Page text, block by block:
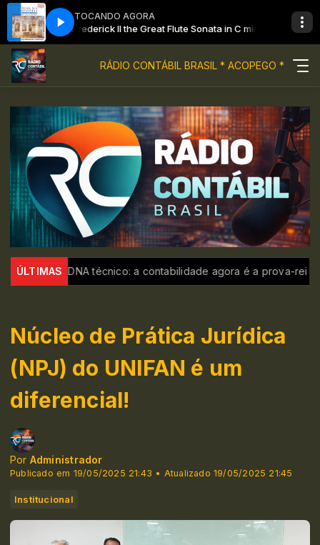
TOCANDO AGORA
Side bFrederick II the Great Flute Sonata in C minor Side b
RÁDIO CONTÁBIL BRASIL * ACOPEGO *
ÚLTIMAS
DNA técnico: a contabilidade agora é a prova-rei nas
Núcleo de Prática Jurídica
(NPJ) do UNIFAN é um
diferencial!
Por Administrador
Publicado em 19/05/2025 21:43 • Atualizado 19/05/2025 21:45
Institucional